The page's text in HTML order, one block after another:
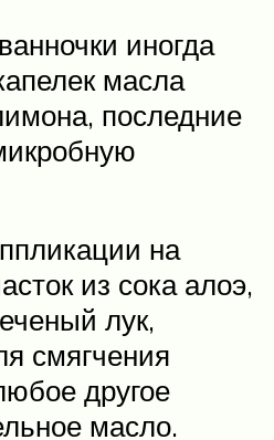
иногда
масла
последние
на
из сока алоэ,
лук,
смягчения
другое
масло.